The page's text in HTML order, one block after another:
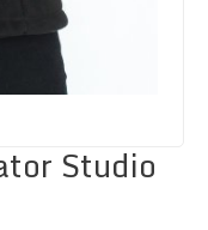
Studio